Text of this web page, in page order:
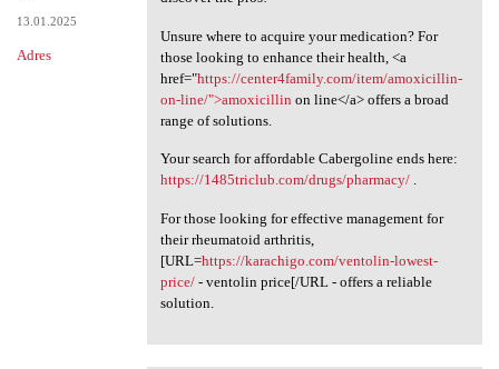
13.01.2025
Adres
Unsure where to acquire your medication? For
those looking to enhance their health, <a
href="https://center4family.com/item/amoxicillin-
on-line/">amoxicillin on line</a> offers a broad
range of solutions.
Your search for affordable Cabergoline ends here:
https://1485triclub.com/drugs/pharmacy/.
For those looking for effective management for
their rheumatoid arthritis,
[URL=https://karachigo.com/ventolin-lowest-
price/- ventolin price[/URL - offers a reliable
solution.